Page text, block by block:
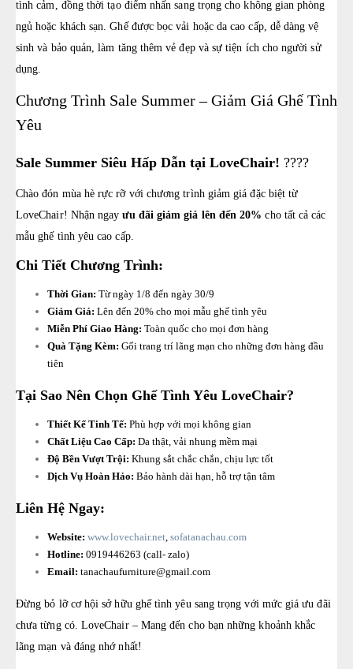
tình cảm, đồng thời tạo điểm nhấn sang trọng cho không gian phòng
ngủ hoặc khách sạn. Ghế được bọc vải hoặc da cao cấp, dễ dàng vệ
sinh và bảo quản, làm tăng thêm vẻ đẹp và sự tiện ích cho người sử
dụng.
Chương Trình Sale Summer – Giảm Giá Ghế Tình
Yêu
Sale Summer Siêu Hấp Dẫn tại LoveChair! ????
Chào đón mùa hè rực rỡ với chương trình giảm giá đặc biệt từ
LoveChair! Nhận ngayưu đãi giảm giá lên đến 20% cho tất cả các
mẫu ghế tình yêu cao cấp.
Chi Tiết Chương Trình:
Thời Gian: Từ ngày 1/8 đến ngày 30/9
Giảm Giá: Lên đến 20% cho mọi mẫu ghế tình yêu
Miễn Phí Giao Hàng: Toàn quốc cho mọi đơn hàng
Quà Tặng Kèm: Gối trang trí lãng mạn cho những đơn hàng đầu
tiên
Tại Sao Nên Chọn Ghế Tình Yêu LoveChair?
Thiết Kế Tinh Tế: Phù hợp với mọi không gian
Chất Liệu Cao Cấp: Da thật, vải nhung mềm mại
Độ Bền Vượt Trội: Khung sắt chắc chắn, chịu lực tốt
Dịch Vụ Hoàn Hảo: Bảo hành dài hạn, hỗ trợ tận tâm
Liên Hệ Ngay:
Website: www.lovechair.net sofatanachau.com
Hotline: 0919446263 (call- zalo)
Email: tanachaufurniture@gmail.com
Đừng bỏ lỡ cơ hội sở hữu ghế tình yêu sang trọng với mức giá ưu đãi
chưa từng có. LoveChair – Mang đến cho bạn những khoảnh khắc
lãng mạn và đáng nhớ nhất!